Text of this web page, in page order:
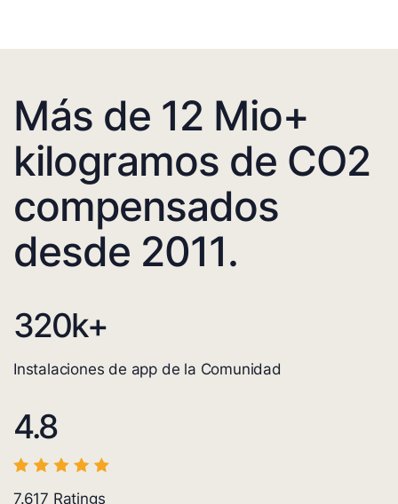
Más de 12 Mio+
kilogramos de CO2
compensados
desde 2011.
320k+
Instalaciones de app de la Comunidad
4.8
7.617 Ratings